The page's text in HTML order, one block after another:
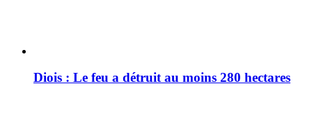
Diois : Le feu a détruit au moins 280 hectares